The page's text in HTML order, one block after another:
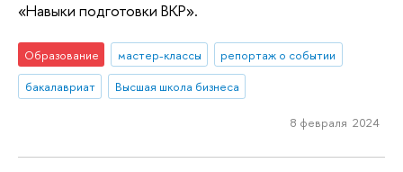
«Навыки подготовки ВКР».
Образование мастер-классы
репортаж о событии
бакалавриат
Высшая школа бизнеса
8 февраля 2024